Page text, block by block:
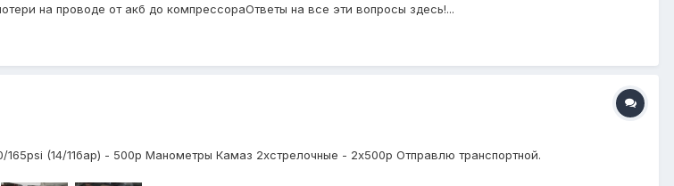
на проводе от акб до компрессораОтветы на все эти вопросы здесь!...
(14/11бар) - 500р Манометры Камаз 2хстрелочные - 2х500р Отправлю транспортной.